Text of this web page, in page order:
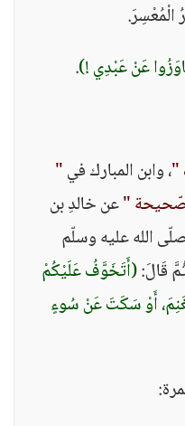
الْمُعْسِرَ.
عَنْ عَبْدِي !).
"، وابن المبارك في"
"عن خالدِ بن
الله عليه وسلّم
قَالَ:(أَتَخَوَّفُ عَلَيْكُمْ
أَوْ سَكَتَ عَنْ سُوءٍ